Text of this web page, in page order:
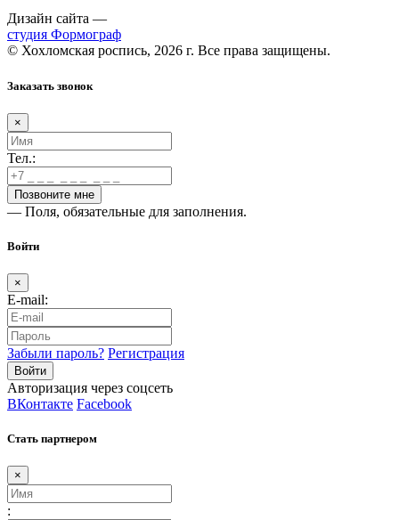
Дизайн сайта —
студия Формограф
© Хохломская роспись, 2026 г. Все права защищены.
Заказать звонок
×
Тел.:
— Поля, обязательные для заполнения.
Войти
×
E-mail:
Забыли пароль? Регистрация
Авторизация через соцсеть
ВКонтакте Facebook
Стать партнером
×
: